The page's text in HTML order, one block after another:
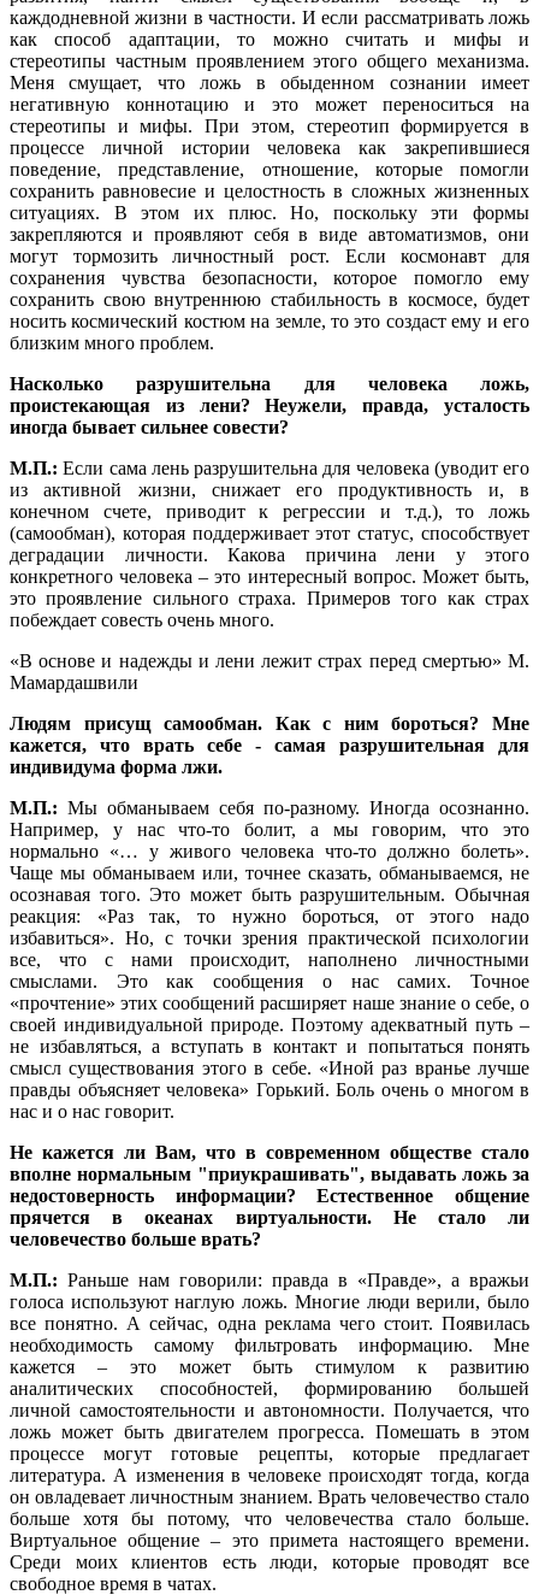
каждодневной жизни в частности. И если рассматривать ложь
как способ адаптации, то можно считать и мифы и
стереотипы частным проявлением этого общего механизма.
Меня смущает, что ложь в обыденном сознании имеет
негативную коннотацию и это может переноситься на
стереотипы и мифы. При этом, стереотип формируется в
процессе личной истории человека как закрепившиеся
поведение, представление, отношение, которые помогли
сохранить равновесие и целостность в сложных жизненных
ситуациях. В этом их плюс. Но, поскольку эти формы
закрепляются и проявляют себя в виде автоматизмов, они
могут тормозить личностный рост. Если космонавт для
сохранения чувства безопасности, которое помогло ему
сохранить свою внутреннюю стабильность в космосе, будет
носить космический костюм на земле, то это создаст ему и его
близким много проблем.
Насколько разрушительна для человека ложь,
проистекающая из лени? Неужели, правда, усталость
иногда бывает сильнее совести?
М.П.: Если сама лень разрушительна для человека (уводит его
из активной жизни, снижает его продуктивность и, в
конечном счете, приводит к регрессии и т.д.), то ложь
(самообман), которая поддерживает этот статус, способствует
деградации личности. Какова причина лени у этого
конкретного человека – это интересный вопрос. Может быть,
это проявление сильного страха. Примеров того как страх
побеждает совесть очень много.
«В основе и надежды и лени лежит страх перед смертью» М.
Мамардашвили
Людям присущ самообман. Как с ним бороться? Мне
кажется, что врать себе - самая разрушительная для
индивидума форма лжи.
М.П.: Мы обманываем себя по-разному. Иногда осознанно.
Например, у нас что-то болит, а мы говорим, что это
нормально «… у живого человека что-то должно болеть».
Чаще мы обманываем или, точнее сказать, обманываемся, не
осознавая того. Это может быть разрушительным. Обычная
реакция: «Раз так, то нужно бороться, от этого надо
избавиться». Но, с точки зрения практической психологии
все, что с нами происходит, наполнено личностными
смыслами. Это как сообщения о нас самих. Точное
«прочтение» этих сообщений расширяет наше знание о себе, о
своей индивидуальной природе. Поэтому адекватный путь –
не избавляться, а вступать в контакт и попытаться понять
смысл существования этого в себе. «Иной раз вранье лучше
правды объясняет человека» Горький. Боль очень о многом в
нас и о нас говорит.
Не кажется ли Вам, что в современном обществе стало
вполне нормальным "приукрашивать", выдавать ложь за
недостоверность информации? Естественное общение
прячется в океанах виртуальности. Не стало ли
человечество больше врать?
М.П.: Раньше нам говорили: правда в «Правде», а вражьи
голоса используют наглую ложь. Многие люди верили, было
все понятно. А сейчас, одна реклама чего стоит. Появилась
необходимость самому фильтровать информацию. Мне
кажется – это может быть стимулом к развитию
аналитических способностей, формированию большей
личной самостоятельности и автономности. Получается, что
ложь может быть двигателем прогресса. Помешать в этом
процессе могут готовые рецепты, которые предлагает
литература. А изменения в человеке происходят тогда, когда
он овладевает личностным знанием. Врать человечество стало
больше хотя бы потому, что человечества стало больше.
Виртуальное общение – это примета настоящего времени.
Среди моих клиентов есть люди, которые проводят все
свободное время в чатах.